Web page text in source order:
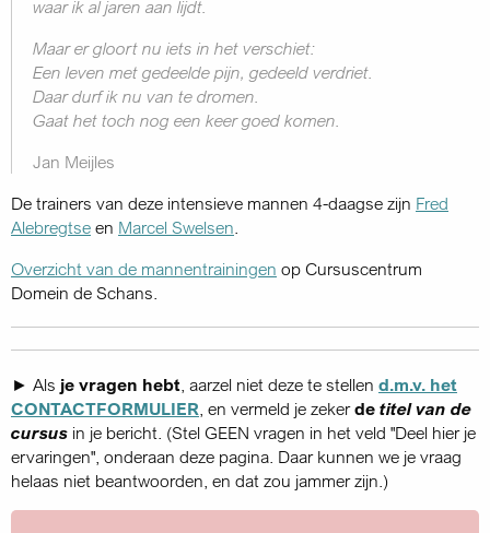
waar ik al jaren aan lijdt.
Maar er gloort nu iets in het verschiet:
Een leven met gedeelde pijn, gedeeld verdriet.
Daar durf ik nu van te dromen.
Gaat het toch nog een keer goed komen.
Jan Meijles
De trainers van deze intensieve mannen 4-daagse zijn Fred
Alebregtse en Marcel Swelsen.
Overzicht van de mannentrainingen op Cursuscentrum
Domein de Schans.
► Als je vragen hebt, aarzel niet deze te stellen d.m.v. het
CONTACTFORMULIER, en vermeld je zekerde titel van de
cursus in je bericht. (Stel GEEN vragen in het veld "Deel hier je
ervaringen", onderaan deze pagina. Daar kunnen we je vraag
helaas niet beantwoorden, en dat zou jammer zijn.)